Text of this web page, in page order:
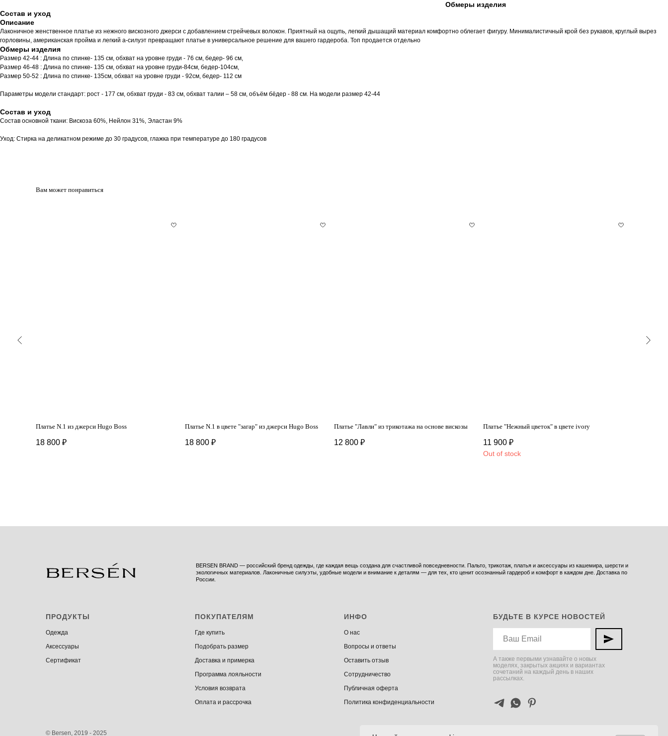
Обмеры изделия
Состав и уход
Описание
Лаконичное женственное платье из нежного вискозного джерси с добавлением стрейчевых волокон. Приятный на ощупь, легкий дышащий материал комфортно облегает фигуру. Минималистичный крой без рукавов, круглый вырез
горловины, американская пройма и легкий а-силуэт превращают платье в универсальное решение для вашего гардероба. Топ продается отдельно
Обмеры изделия
Размер 42-44 : Длина по спинке- 135 см, обхват на уровне груди - 76 см, бедер- 96 см,
Размер 46-48 : Длина по спинке- 135 см, обхват на уровне груди-84см, бедер-104см,
Размер 50-52 : Длина по спинке- 135см, обхват на уровне груди - 92см, бедер- 112 см
Параметры модели стандарт: рост - 177 см, обхват груди - 83 см, обхват талии – 58 см, объём бёдер - 88 см. На модели размер 42-44
Состав и уход
Состав основной ткани: Вискоза 60%, Нейлон 31%, Эластан 9%
Уход: Стирка на деликатном режиме до 30 градусов, глажка при температуре до 180 градусов
Вам может понравиться
Платье N.1 из джерси Hugo Boss
18 800 ₽
Платье N.1 в цвете "загар" из джерси Hugo Boss
18 800 ₽
Платье "Лавли" из трикотажа на основе вискозы
12 800 ₽
Платье "Нежный цветок" в цвете ivory
11 900 ₽
Out of stock
BERSEN BRAND — российский бренд одежды, где каждая вещь создана для счастливой повседневности. Пальто, трикотаж, платья и аксессуары из кашемира, шерсти и
экологичных материалов. Лаконичные силуэты, удобные модели и внимание к деталям — для тех, кто ценит осознанный гардероб и комфорт в каждом дне. Доставка по
России.
ПРОДУКТЫ
Одежда
Аксессуары
Сертификат
ПОКУПАТЕЛЯМ
Где купить
Подобрать размер
Доставка и примерка
Программа лояльности
Условия возврата
Оплата и рассрочка
ИНФО
О нас
Вопросы и ответы
Оставить отзыв
Сотрудничество
Публичная оферта
Политика конфиденциальности
БУДЬТЕ В КУРСЕ НОВОСТЕЙ
А также первыми узнавайте о новых
моделях, закрытых акциях и вариантах
сочетаний на каждый день в наших
рассылках.
© Bersen, 2019 - 2025